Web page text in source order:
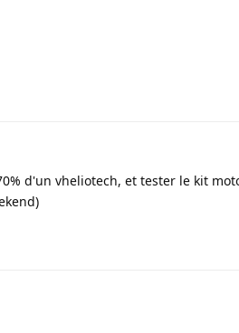
d'un vheliotech, et tester le kit